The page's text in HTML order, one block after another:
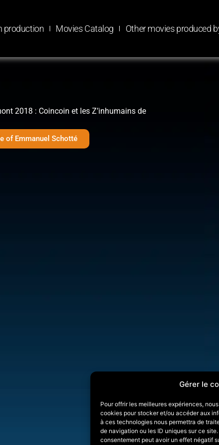
Gérer le
Pour offrir les meilleures expériences,
cookies pour stocker et/ou accéder aux
à ces technologies nous permettra de
de navigation ou les ID uniques sur ce
consentement peut avoir un effet négatif
production Movies Catalog Other movies produced
2018 : Coincoin et les Z’inhumains de
of Emmanuel Schotté